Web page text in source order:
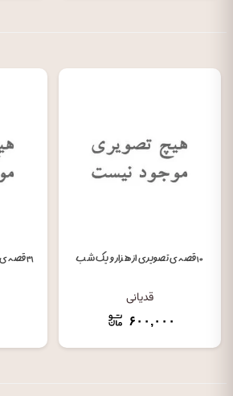
۱۰ قصه ی تصویری از هزار و یک شب
قدیانی
۶۰۰,۰۰۰
۳۱ قصه ی شکلاتی برای پسر کوچولوها